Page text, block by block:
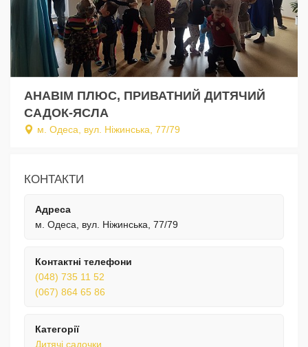
АНАВІМ ПЛЮС, ПРИВАТНИЙ ДИТЯЧИЙ
САДОК-ЯСЛА
м. Одеса, вул. Ніжинська, 77/79
КОНТАКТИ
Адреса
м. Одеса, вул. Ніжинська, 77/79
Контактні телефони
(048) 735 11 52
(067) 864 65 86
Категорії
Дитячі садочки